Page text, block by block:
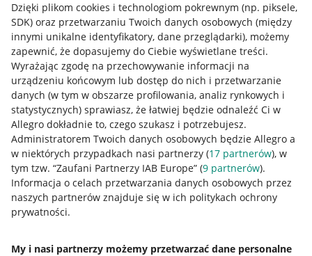
Dzięki plikom cookies i technologiom pokrewnym (np. piksele,
SDK) oraz przetwarzaniu Twoich danych osobowych (między
innymi unikalne identyfikatory, dane przeglądarki), możemy
zapewnić, że dopasujemy do Ciebie wyświetlane treści.
Wyrażając zgodę na przechowywanie informacji na
urządzeniu końcowym lub dostęp do nich i przetwarzanie
danych (w tym w obszarze profilowania, analiz rynkowych i
statystycznych) sprawiasz, że łatwiej będzie odnaleźć Ci w
Allegro dokładnie to, czego szukasz i potrzebujesz.
Administratorem Twoich danych osobowych będzie Allegro a
w niektórych przypadkach nasi partnerzy (17 partnerów), w
tym tzw. “Zaufani Partnerzy IAB Europe” (9 partnerów).
Informacja o celach przetwarzania danych osobowych przez
naszych partnerów znajduje się w ich politykach ochrony
prywatności.
My i nasi partnerzy możemy przetwarzać dane personalne
Przydatne informacje
Jak to działa